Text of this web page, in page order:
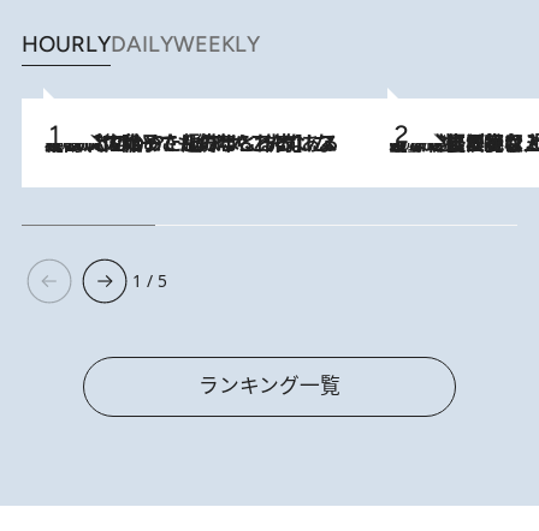
HOURLYDAILYWEEKLY
2026.8.5
【阿川佐和子さんの年とる力】なぜ70代で始めた趣味は“こんなに楽しい”のか？ ピアノ、俳句…スランプに陥っても続けられる“ある秘訣”とは 2026.8.5
【なぜ吉沢亮は「気配を消せる」のか？】興行収入208億の『国宝』を経て挑むミュージカル『ディア・エヴァン・ハンセン』。トップ俳優が舞台上でさらけ出した“孤独”とは
1 / 5
ランキング一覧